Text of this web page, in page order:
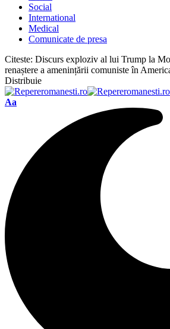
Social
International
Medical
Comunicate de presa
Citeste: Discurs exploziv al lui Trump la
renaștere a amenințării comuniste în
Distribuie
Font
Aa